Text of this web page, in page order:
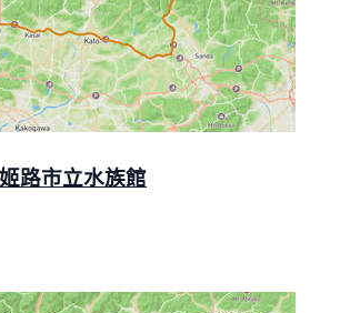
路市立水族館